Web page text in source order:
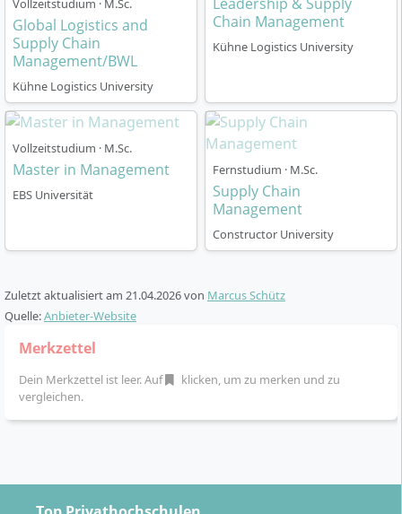
Lehrformat:Präsenzstudium mit Vorlesungen,
Seminaren, Workshops und Gruppenarbeiten
ECTS-Punkte:Insgesamt 60 ECTS (Angabe laut
Kursdaten), laut Website 90 ECTS je nach
Modulauswahl
Module:Jedes Semester setzt thematische
Schwerpunkte: Managementgrundlagen, Logistik
und SCM-Spezialisierungen,
Methodenkompetenzen sowie Sprach- und
Kombination aus Klausuren,
Projektarbeiten, Fallstudien, Präsentationen und
Kolloquium
Praxisintegration:
unternehmensbezogenen Aufgabenstellung und
Zertifikat)
Wissenschaftliches Arbeiten:
Vollzeitstudium · M.Sc.
Global Logistics and
Supply Chain
Management/BWL
Kühne Logistics University
Chain Management
Kühne Logistics University
Vollzeitstudium · M.Sc.
Master in Management
EBS Universität
Fernstudium · M.Sc.
Supply Chain
Management
Constructor University
Zuletzt aktualisiert am 21.04.2026von Marcus Schütz
Quelle:Anbieter-Website
Merkzettel
Dein Merkzettel ist leer. Auf
klicken, um zu merken und zu
vergleichen.